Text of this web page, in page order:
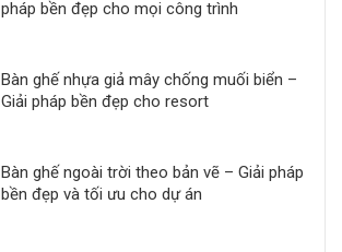
pháp bền đẹp cho mọi công trình
Bàn ghế nhựa giả mây chống muối biển –
Giải pháp bền đẹp cho resort
Bàn ghế ngoài trời theo bản vẽ – Giải pháp
bền đẹp và tối ưu cho dự án